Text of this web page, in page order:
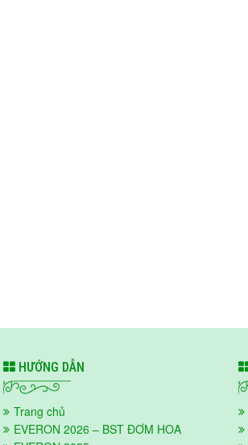
HƯỚNG DẪN
Trang chủ
EVERON 2026 – BST ĐƠM HOA